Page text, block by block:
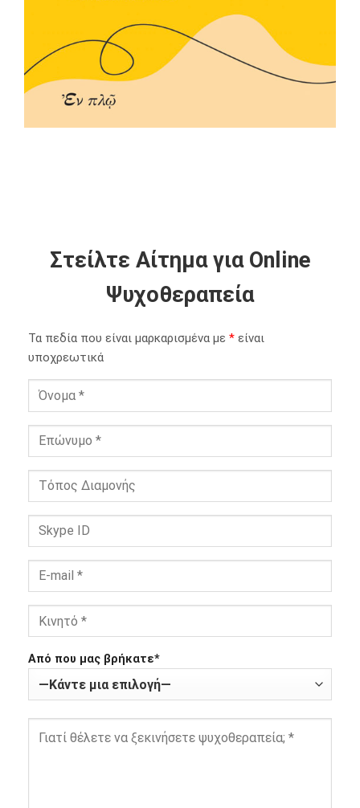
Στείλτε Αίτημα για Online
Ψυχοθεραπεία
Τα πεδία που είναι μαρκαρισμένα με * είναι
υποχρεωτικά
Από που μας βρήκατε*